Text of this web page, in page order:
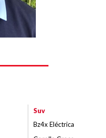
Suv
Bz4x Eléctrica